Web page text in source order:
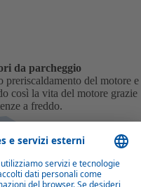
da parcheggio
del motore e
così la vita del motore grazie
a freddo.
sede a Neubrandenburg,
150 impianti automobilistici in